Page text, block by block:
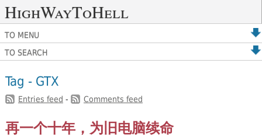
HighWayToHell
TO MENU
TO SEARCH
Tag - GTX
Entries feed - Comments feed
再一个十年，为旧电脑续命